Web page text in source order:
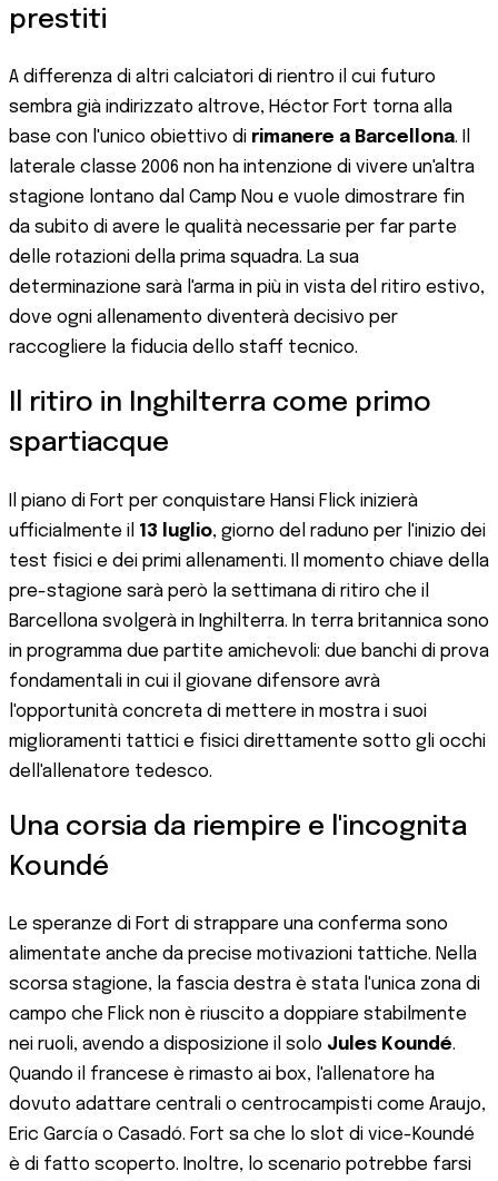
prestiti
A differenza di altri calciatori di rientro il cui futuro
sembra già indirizzato altrove, Héctor Fort torna alla
base con l'unico obiettivo di rimanere a Barcellona. Il
laterale classe 2006 non ha intenzione di vivere un'altra
stagione lontano dal Camp Nou e vuole dimostrare fin
da subito di avere le qualità necessarie per far parte
delle rotazioni della prima squadra. La sua
determinazione sarà l'arma in più in vista del ritiro estivo,
dove ogni allenamento diventerà decisivo per
raccogliere la fiducia dello staff tecnico.
Il ritiro in Inghilterra come primo
spartiacque
Il piano di Fort per conquistare Hansi Flick inizierà
ufficialmente il 13 luglio, giorno del raduno per l'inizio dei
test fisici e dei primi allenamenti. Il momento chiave della
pre-stagione sarà però la settimana di ritiro che il
Barcellona svolgerà in Inghilterra. In terra britannica sono
in programma due partite amichevoli: due banchi di prova
fondamentali in cui il giovane difensore avrà
l'opportunità concreta di mettere in mostra i suoi
miglioramenti tattici e fisici direttamente sotto gli occhi
dell'allenatore tedesco.
Una corsia da riempire e l'incognita
Koundé
Le speranze di Fort di strappare una conferma sono
alimentate anche da precise motivazioni tattiche. Nella
scorsa stagione, la fascia destra è stata l'unica zona di
campo che Flick non è riuscito a doppiare stabilmente
nei ruoli, avendo a disposizione il solo Jules Koundé.
Quando il francese è rimasto ai box, l'allenatore ha
dovuto adattare centrali o centrocampisti come Araujo,
Eric García o Casadó. Fort sa che lo slot di vice-Koundé
è di fatto scoperto. Inoltre, lo scenario potrebbe farsi